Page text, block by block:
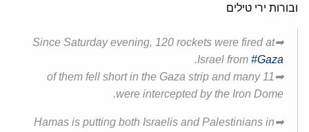
ובורות ירי טילים
➡Since Saturday evening, 120 rockets were fired at
Israel from #Gaza
.
➡11 of them fell short in the Gaza strip and many
were intercepted by the Iron Dome.
➡Hamas is putting both Israelis and Palestinians in